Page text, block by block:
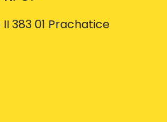
383 01 Prachatice